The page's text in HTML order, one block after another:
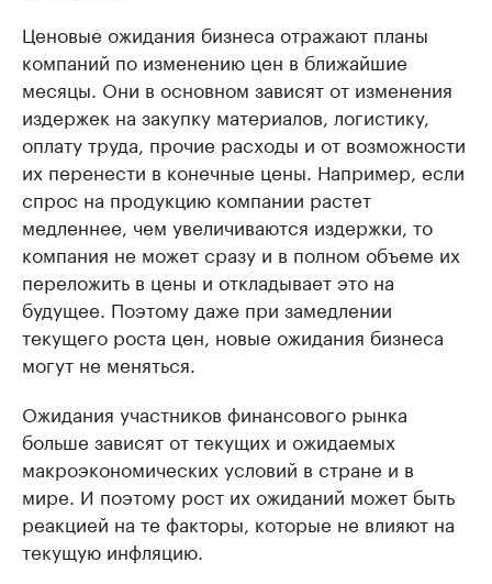
Ценовые ожидания бизнеса отражают планы
компаний по изменению цен в ближайшие
месяцы. Они в основном зависят от изменения
издержек на закупку материалов, логистику,
оплату труда, прочие расходы и от возможности
их перенести в конечные цены. Например, если
спрос на продукцию компании растет
медленнее, чем увеличиваются издержки, то
компания не может сразу и в полном объеме их
переложить в цены и откладывает это на
будущее. Поэтому даже при замедлении
текущего роста цен, новые ожидания бизнеса
могут не меняться.
Ожидания участников финансового рынка
больше зависят от текущих и ожидаемых
макроэкономических условий в стране и в
мире. И поэтому рост их ожиданий может быть
реакцией на те факторы, которые не влияют на
текущую инфляцию.